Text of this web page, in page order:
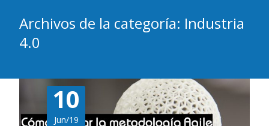
Archivos de la categoría: Industria
4.0
10
Jun/19